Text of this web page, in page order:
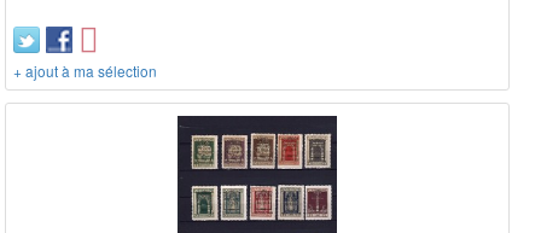
+ ajout à ma sélection